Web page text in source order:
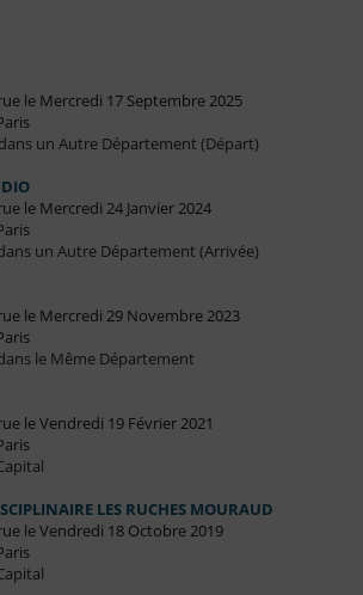
le Mercredi 17 Septembre 2025
un Autre Département (Départ)
le Mercredi 24 Janvier 2024
un Autre Département (Arrivée)
le Mercredi 29 Novembre 2023
le Même Département
le Vendredi 19 Février 2021
LES RUCHES MOURAUD
le Vendredi 18 Octobre 2019